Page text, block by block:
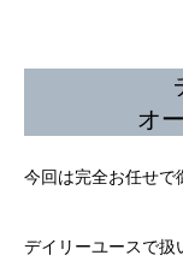
オ
今回は完全お任せで
デイリーユースで扱